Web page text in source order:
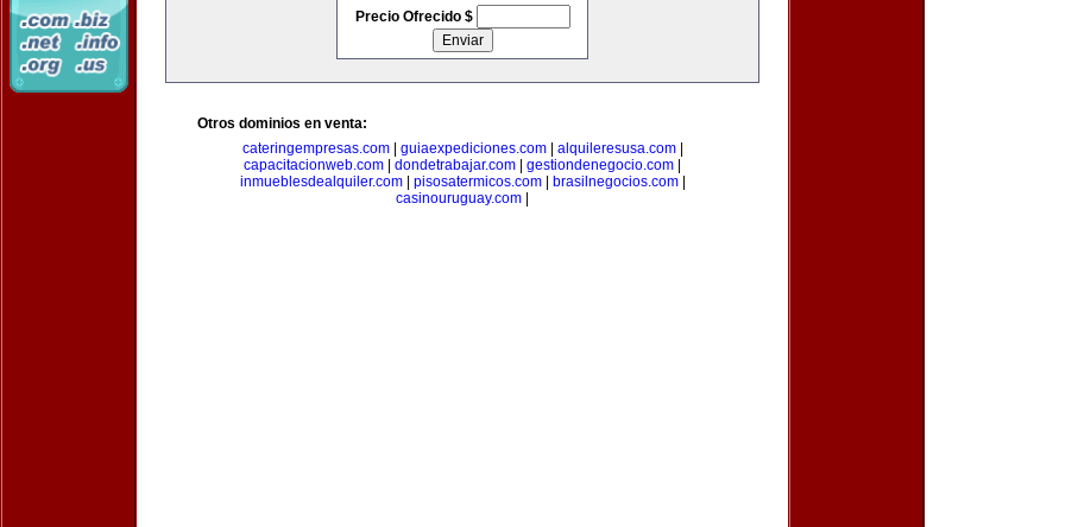
Precio Ofrecido $
Otros dominios en venta:
cateringempresas.com| guiaexpediciones.com| alquileresusa.com|
capacitacionweb.com
dondetrabajar.com gestiondenegocio.com
inmueblesdealquiler.com| pisosatermicos.com| brasilnegocios.com|
casinouruguay.com